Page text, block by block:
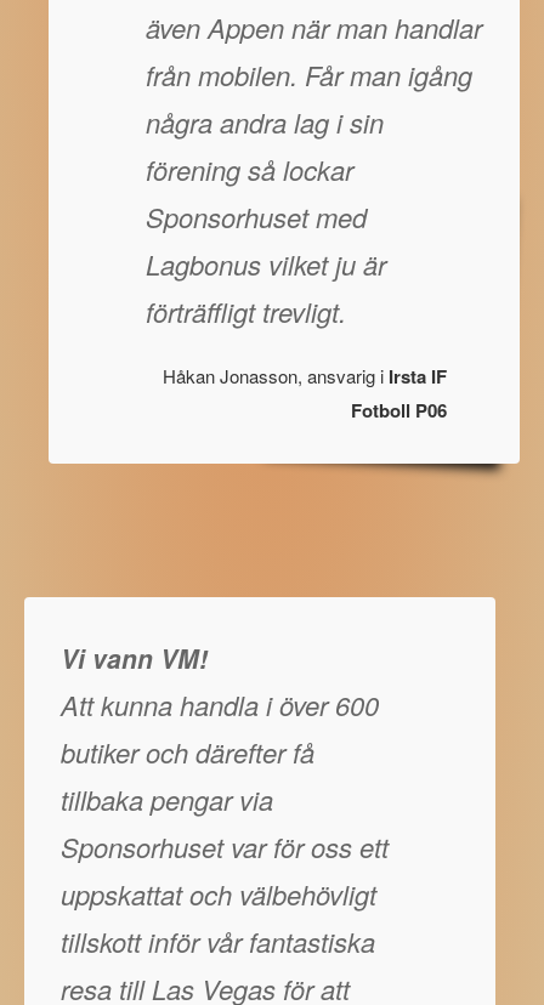
även Appen när man handlar
från mobilen. Får man igång
några andra lag i sin
förening så lockar
Sponsorhuset med
Lagbonus vilket ju är
förträffligt trevligt.
Håkan Jonasson, ansvarig i Irsta IF
Fotboll P06
Vi vann VM!
Att kunna handla i över 600
butiker och därefter få
tillbaka pengar via
Sponsorhuset var för oss ett
uppskattat och välbehövligt
tillskott inför vår fantastiska
resa till Las Vegas för att